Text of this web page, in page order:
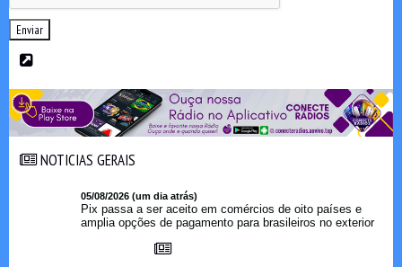
Enviar
NOTICIAS GERAIS
05/08/2026 (um dia atrás)
Pix passa a ser aceito em comércios de oito países e
amplia opções de pagamento para brasileiros no exterior